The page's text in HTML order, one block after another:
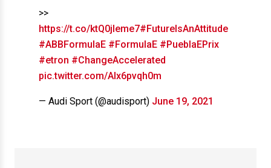
>>
https://t.co/ktQ0jleme7#FutureIsAnAttitude
#ABBFormulaE #FormulaE #PueblaEPrix
#etron #ChangeAccelerated
pic.twitter.com/AIx6pvqh0m
— Audi Sport (@audisport) June 19, 2021